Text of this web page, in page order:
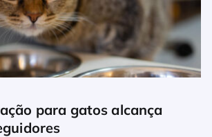
para gatos alcança